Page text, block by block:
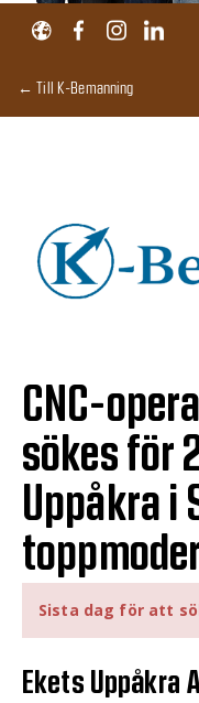
← Till K-Bemanning
CNC-
sökes för
Uppåkra i
Sista dag för att
Ekets Uppåkra